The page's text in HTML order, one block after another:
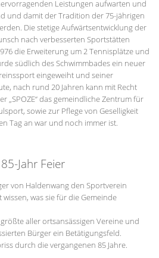
Leistungen aufwarten und
und damit der Tradition der 75-jährigen
Die stetige Aufwärtsentwicklung der
nach verbesserten Sportstätten
die Erweiterung um 2 Tennisplätze und
südlich des Schwimmbades ein neuer
eingeweiht und seiner
nach rund 20 Jahren kann mit Recht
„SPOZE“ das gemeindliche Zentrum für
sowie zur Pflege von Geselligkeit
Tag an war und noch immer ist.
Jahr Feier
von Haldenwang den Sportverein
was sie für die Gemeinde
aller ortsansässigen Vereine und
Bürger ein Betätigungsfeld.
durch die vergangenen 85 Jahre.